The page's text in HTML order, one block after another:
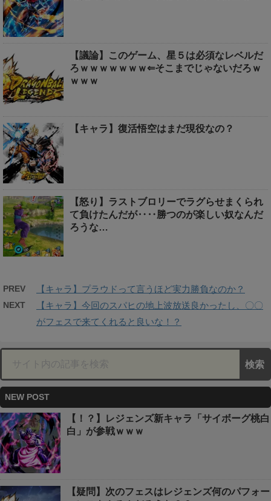
【議論】このゲーム、星５は必須なレベルだ
ろｗｗｗｗｗｗｗ⇐そこまでじゃないだろｗ
ｗｗｗ
【キャラ】復活悟空はまだ現役なの？
【怒り】ラストブロリーでラグらせまくられ
て負けたんだが‥‥勝つのが楽しい奴なんだ
ろうな…
PREV 【キャラ】プラウドって言うほど実力勝負なのか？
NEXT
【キャラ】今回のスパヒの地上波放送良かったし、〇〇
がフェスで来てくれると良いな！？
NEW POST
【！？】レジェンズ新キャラ「サイボーグ桃白
白」が参戦ｗｗｗ
【疑問】次のフェスはレジェンズ何のパフォー